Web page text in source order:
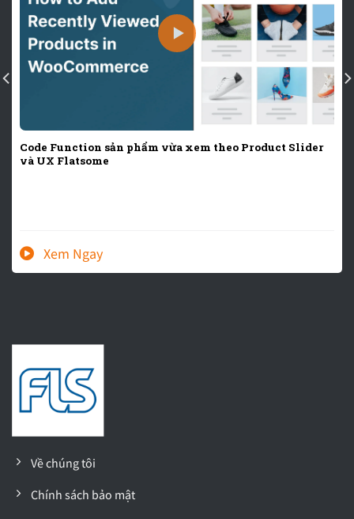
Code Function sản phẩm vừa xem theo Product Slider
và UX Flatsome
Về chúng tôi
Chính sách bảo mật